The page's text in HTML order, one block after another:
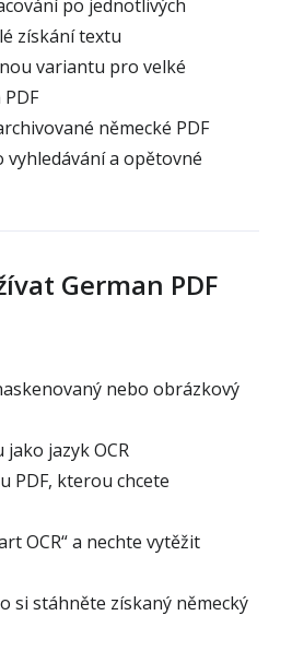
po jednotlivých
získání textu
variantu pro velké
německé PDF
a opětovné
German PDF
nebo obrázkový
jazyk OCR
PDF, kterou chcete
OCR“ a nechte vytěžit
si stáhněte získaný německý